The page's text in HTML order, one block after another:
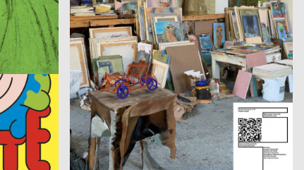
CH
2021
Balmer Hählen
2021
Fabienne Levy – Romane De Watteville
CH
2021
Herendi Artemisio CH
2021
Formafantasma: Cambio – Baum, Holz, Mensch
Jonathan Blaschke, Bruno Jacoby D
2021
Kohlswat Season 2